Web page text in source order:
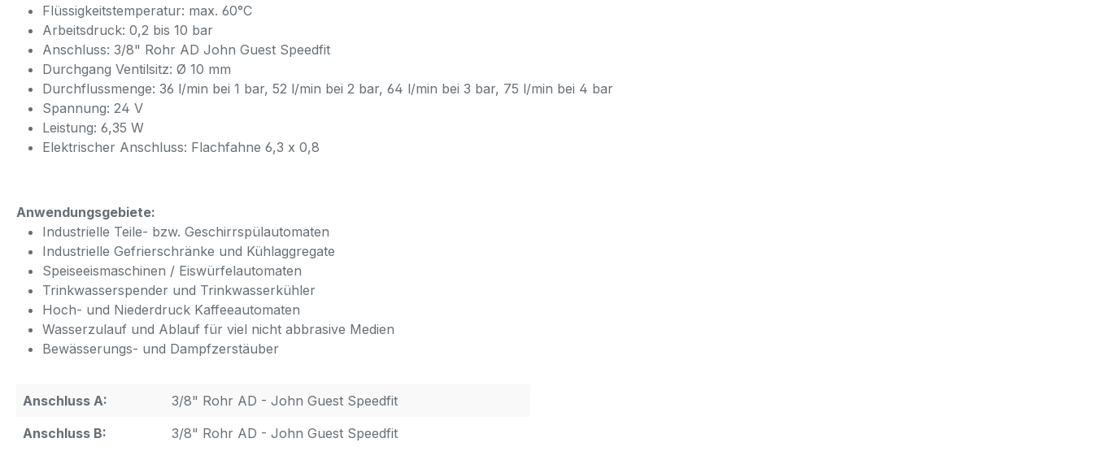
Flüssigkeitstemperatur: max. 60°C
Arbeitsdruck: 0,2 bis 10 bar
Anschluss: 3/8" Rohr AD John Guest Speedfit
Durchgang Ventilsitz: Ø 10 mm
Durchflussmenge: 36 l/min bei 1 bar, 52 l/min bei 2 bar, 64 l/min bei 3 bar, 75 l/min bei 4 bar
Spannung: 24 V
Leistung: 6,35 W
Elektrischer Anschluss: Flachfahne 6,3 x 0,8
Anwendungsgebiete:
Industrielle Teile- bzw. Geschirrspülautomaten
Industrielle Gefrierschränke und Kühlaggregate
Speiseeismaschinen / Eiswürfelautomaten
Trinkwasserspender und Trinkwasserkühler
Hoch- und Niederdruck Kaffeeautomaten
Wasserzulauf und Ablauf für viel nicht abbrasive Medien
Bewässerungs- und Dampfzerstäuber
Anschluss A:
3/8" Rohr AD - John Guest Speedfit
Anschluss B:
3/8" Rohr AD - John Guest Speedfit